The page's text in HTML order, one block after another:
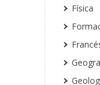
Física